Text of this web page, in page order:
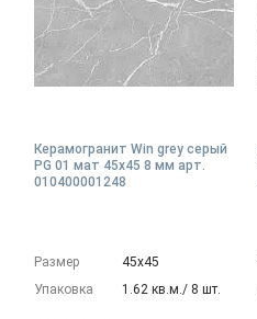
Керамогранит Win grey серый
PG 01 мат 45x45 8 мм арт.
010400001248
Размер
45х45
Упаковка
1.62 кв.м./ 8 шт.